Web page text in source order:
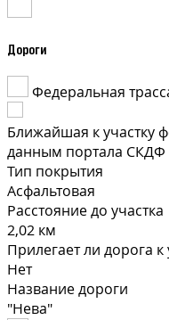
Дороги
Федеральная
Ближайшая к участку
данным портала СКДФ
Тип покрытия
Асфальтовая
Расстояние до участка
2,02 км
Прилегает ли дорога к
Нет
Название дороги
"Нева"